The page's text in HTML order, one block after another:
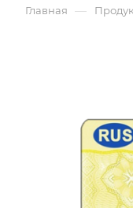
Главная —